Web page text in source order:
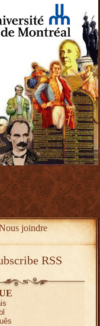
joindre
RSS